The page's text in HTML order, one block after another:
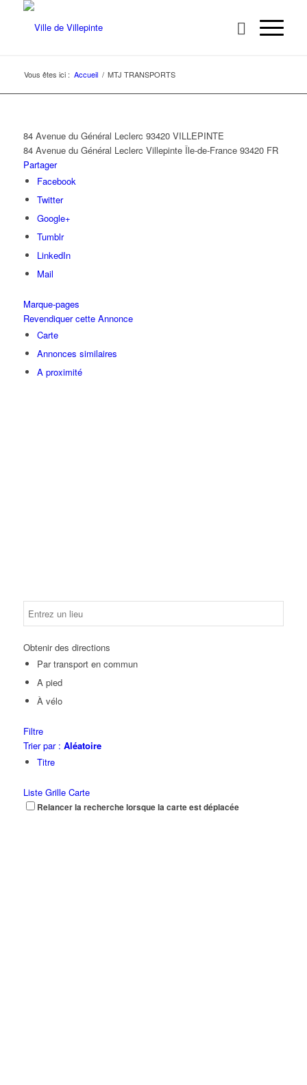
Vous êtes ici : Accueil / MTJ TRANSPORTS
84 Avenue du Général Leclerc 93420 VILLEPINTE
84 Avenue du Général Leclerc Villepinte Île-de-France 93420 FR
Partager
Facebook
Twitter
Google+
Tumblr
LinkedIn
Mail
Marque-pages
Revendiquer cette Annonce
Carte
Annonces similaires
A proximité
Obtenir des directions
Par transport en commun
A pied
À vélo
Filtre
Trier par : Aléatoire
Titre
Liste Grille Carte
Relancer la recherche lorsque la carte est déplacée